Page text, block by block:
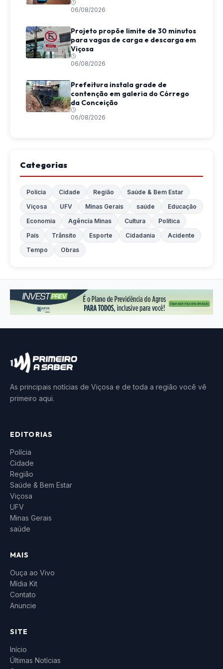
06/08/2026
Projeto propõe limite de 30 minutos
para vagas de carga e descarga em
Viçosa
06/08/2026
Prefeitura instala grade de
contenção em galeria do Córrego
da Conceição
06/08/2026
Categorias
Polícia Cidade Região
Saúde & Bem Estar
Viçosa
UFV Minas Gerais saúde
Educação
Economia
Agência Minas Cultura
Política
País
Trânsito Esporte Cidadania
Acidente
Tempo
Obras
As principais notícias de Viçosa e de toda a região você vê
primeiro aqui.
EDITORIAS
Polícia
Cidade
Região
Saúde & Bem Estar
Viçosa
UFV
Minas Gerais
saúde
MAIS
Ouça ao Vivo
Mídia Kit
Contato
Anuncie
SITE
Início
Últimas Notícias